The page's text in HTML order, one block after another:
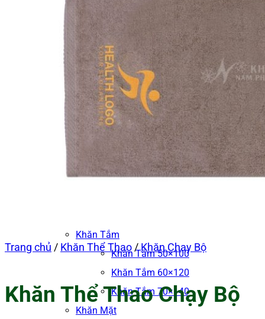
Khăn Trải Giường Spa
Khăn Body
Khăn Quấn Tóc Spa
Khăn Xông Hơi
Khăn Salon Tóc, Gội Đầu
KHĂN NAIL
KHĂN KHÁCH SẠN
Khăn Tắm Hồ Bơi
Khăn Nhà Nghỉ
Thảm Chân Khách Sạn
Khăn Tắm
Khăn Tắm 50×100
Khăn Tắm 60×120
Khăn Tắm 70×140
Khăn Mặt
Trang chủ / Khăn Thể Thao /Khăn Chạy Bộ
Khăn Thể Thao Chạy Bộ